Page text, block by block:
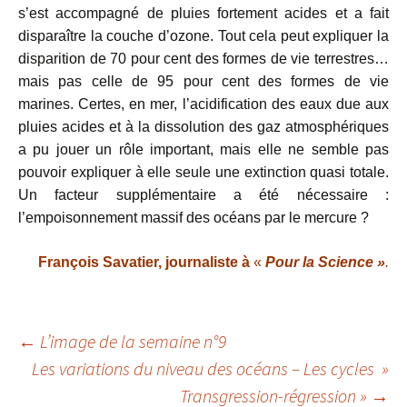
s’est accompagné de pluies fortement acides et a fait
disparaître la couche d’ozone. Tout cela peut expliquer la
disparition de 70 pour cent des formes de vie terrestres…
mais pas celle de 95 pour cent des formes de vie
marines. Certes, en mer, l’acidification des eaux due aux
pluies acides et à la dissolution des gaz atmosphériques
a pu jouer un rôle important, mais elle ne semble pas
pouvoir expliquer à elle seule une extinction quasi totale.
Un facteur supplémentaire a été nécessaire :
l’empoisonnement massif des océans par le mercure ?
François Savatier, journaliste à « Pour la Science ».
Navigation
← L’image de la semaine n°9
Les variations du niveau des océans – Les cycles »
Transgression-régression » →